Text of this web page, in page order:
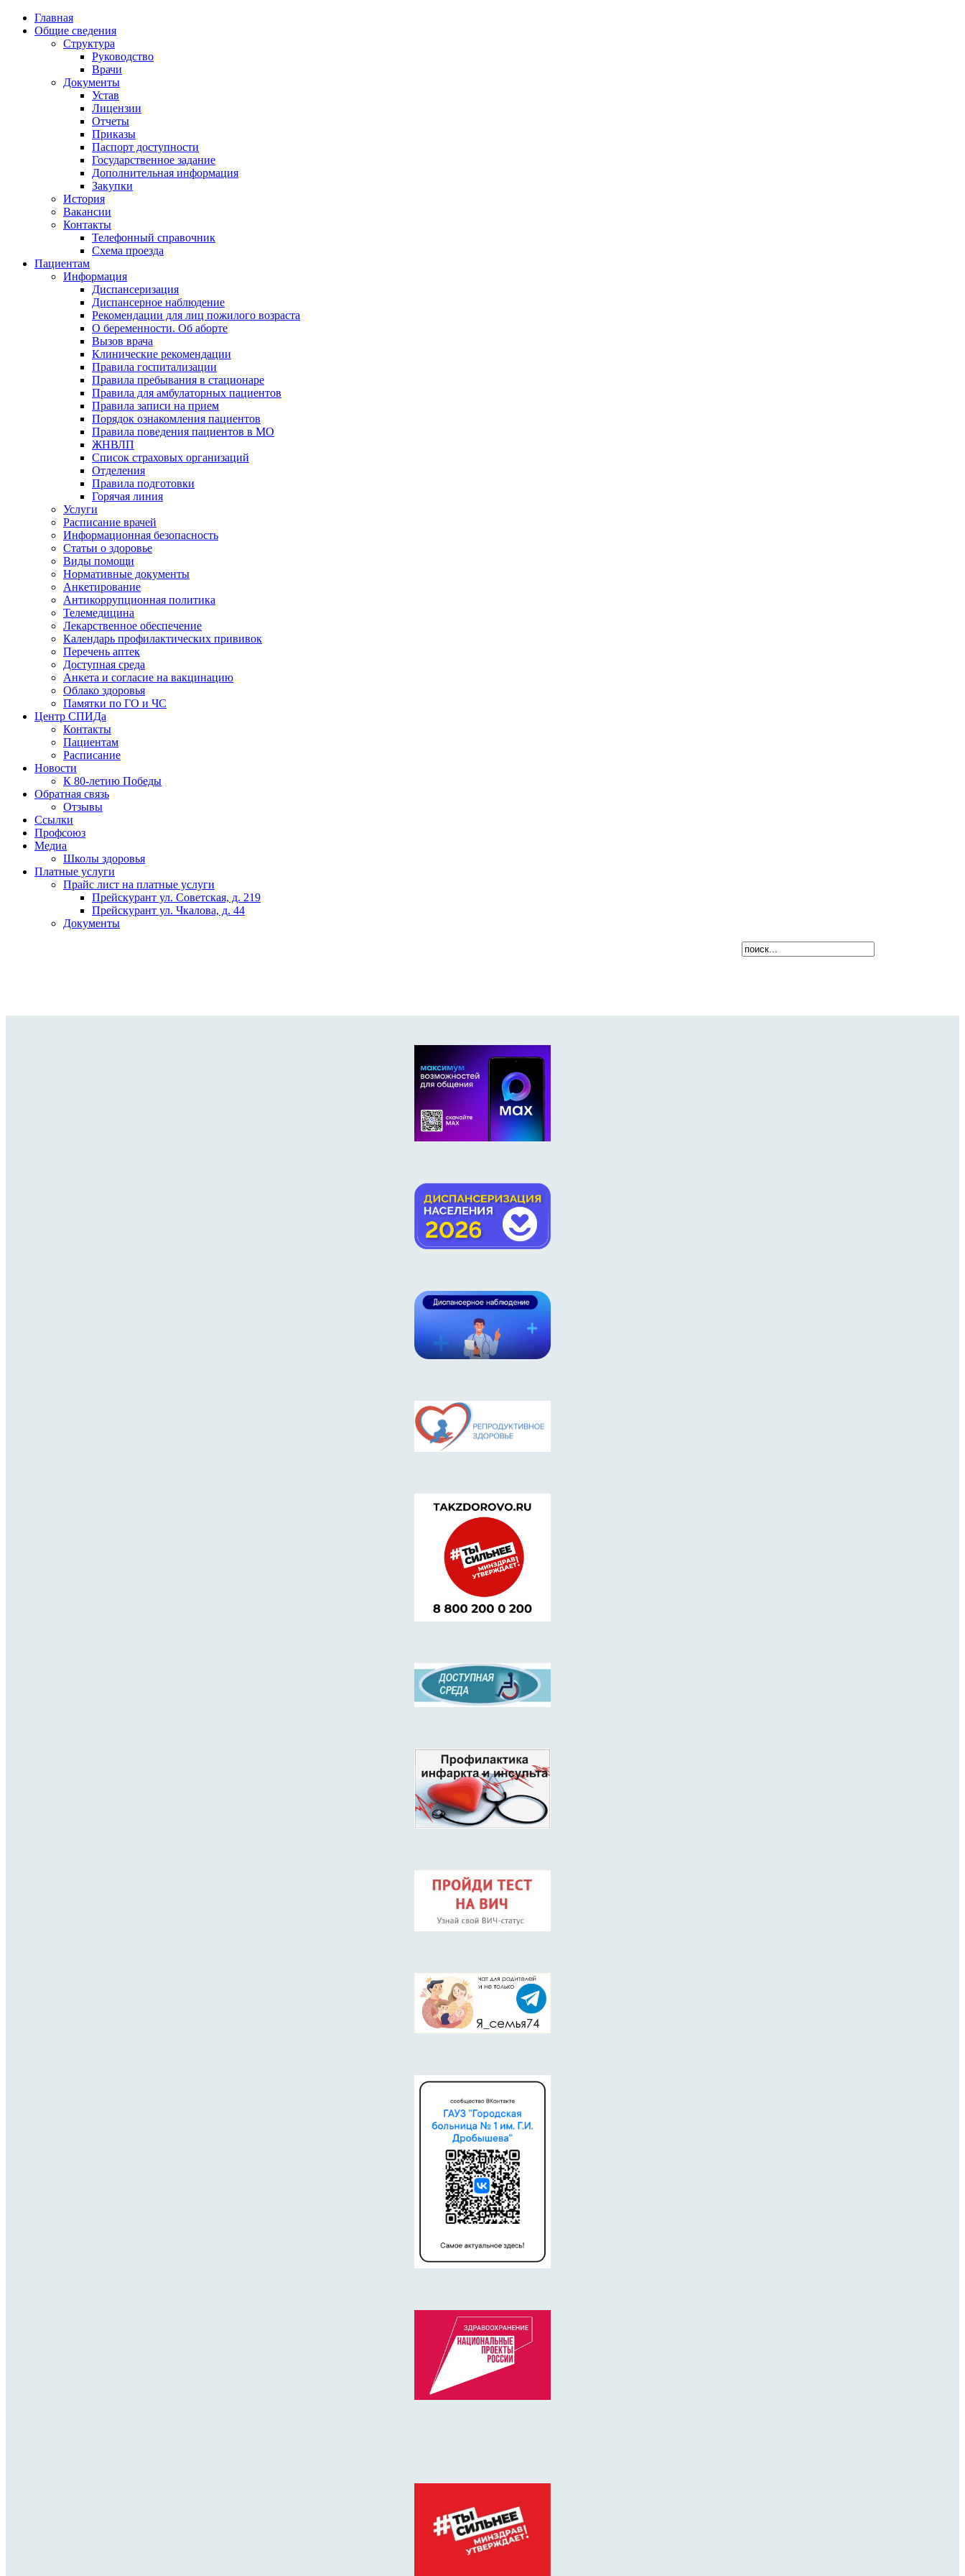
Главная
Общие сведения
Структура
Руководство
Врачи
Документы
Устав
Лицензии
Отчеты
Приказы
Паспорт доступности
Государственное задание
Дополнительная информация
Закупки
История
Вакансии
Контакты
Телефонный справочник
Схема проезда
Пациентам
Информация
Диспансеризация
Диспансерное наблюдение
Рекомендации для лиц пожилого возраста
О беременности. Об аборте
Вызов врача
Клинические рекомендации
Правила госпитализации
Правила пребывания в стационаре
Правила для амбулаторных пациентов
Правила записи на прием
Порядок ознакомления пациентов
Правила поведения пациентов в МО
ЖНВЛП
Список страховых организаций
Отделения
Правила подготовки
Горячая линия
Услуги
Расписание врачей
Информационная безопасность
Статьи о здоровье
Виды помощи
Нормативные документы
Анкетирование
Антикоррупционная политика
Телемедицина
Лекарственное обеспечение
Календарь профилактических прививок
Перечень аптек
Доступная среда
Анкета и согласие на вакцинацию
Облако здоровья
Памятки по ГО и ЧС
Центр СПИДа
Контакты
Пациентам
Расписание
Новости
К 80-летию Победы
Обратная связь
Отзывы
Ссылки
Профсоюз
Медиа
Школы здоровья
Платные услуги
Прайс лист на платные услуги
Прейскурант ул. Советская, д. 219
Прейскурант ул. Чкалова, д. 44
Документы